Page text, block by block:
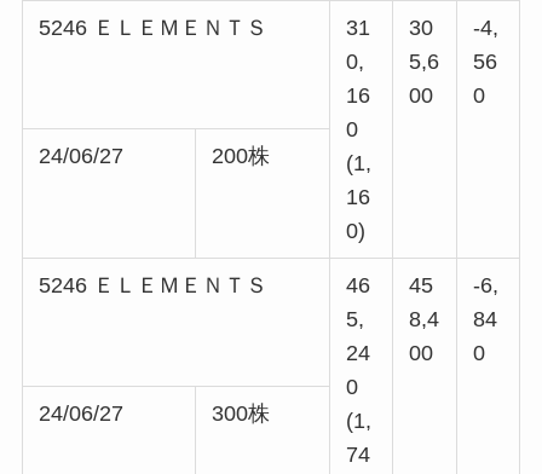
5246 ＥＬＥＭＥＮＴＳ
31
0,
16
0
(1,
16
0)
30
5,6
00
-4,
56
0
24/06/27 200株
5246 ＥＬＥＭＥＮＴＳ
46
5,
24
0
(1,
74
45
8,4
00
-6,
84
0
24/06/27 300株